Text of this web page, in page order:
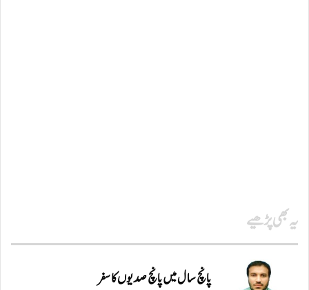
یہ بھی پڑھیے
پانچ سال میں پانچ صدیوں کا سفر